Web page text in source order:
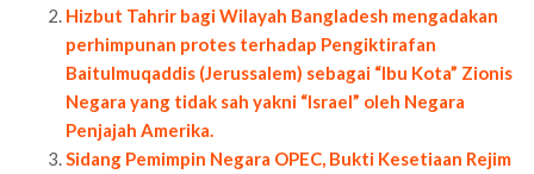
Hizbut Tahrir bagi Wilayah Bangladesh mengadakan
perhimpunan protes terhadap Pengiktirafan
Baitulmuqaddis (Jerussalem) sebagai “Ibu Kota” Zionis
Negara yang tidak sah yakni “Israel” oleh Negara
Penjajah Amerika.
Sidang Pemimpin Negara OPEC, Bukti Kesetiaan Rejim